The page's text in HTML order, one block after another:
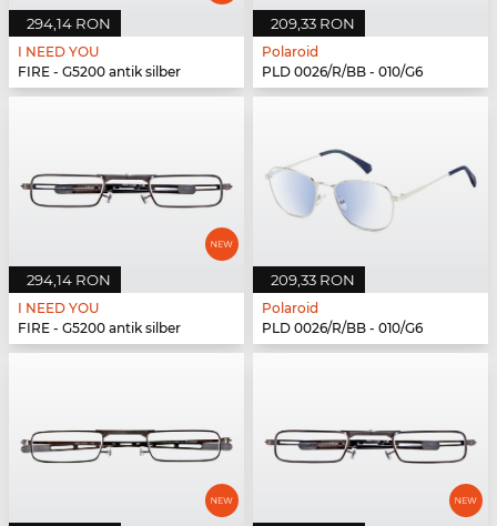
294,14 RON
I NEED YOU
FIRE - G5200 antik silber
209,33 RON
Polaroid
PLD 0026/R/BB - 010/G6
294,14 RON
I NEED YOU
FIRE - G5200 antik silber
209,33 RON
Polaroid
PLD 0026/R/BB - 010/G6